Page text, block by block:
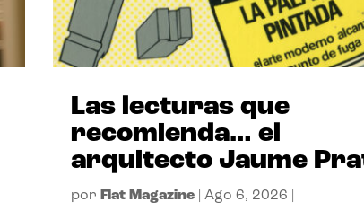
Las lecturas que
recomienda… el
arquitecto Jaume
por Flat Magazine| Ago 6, 2026